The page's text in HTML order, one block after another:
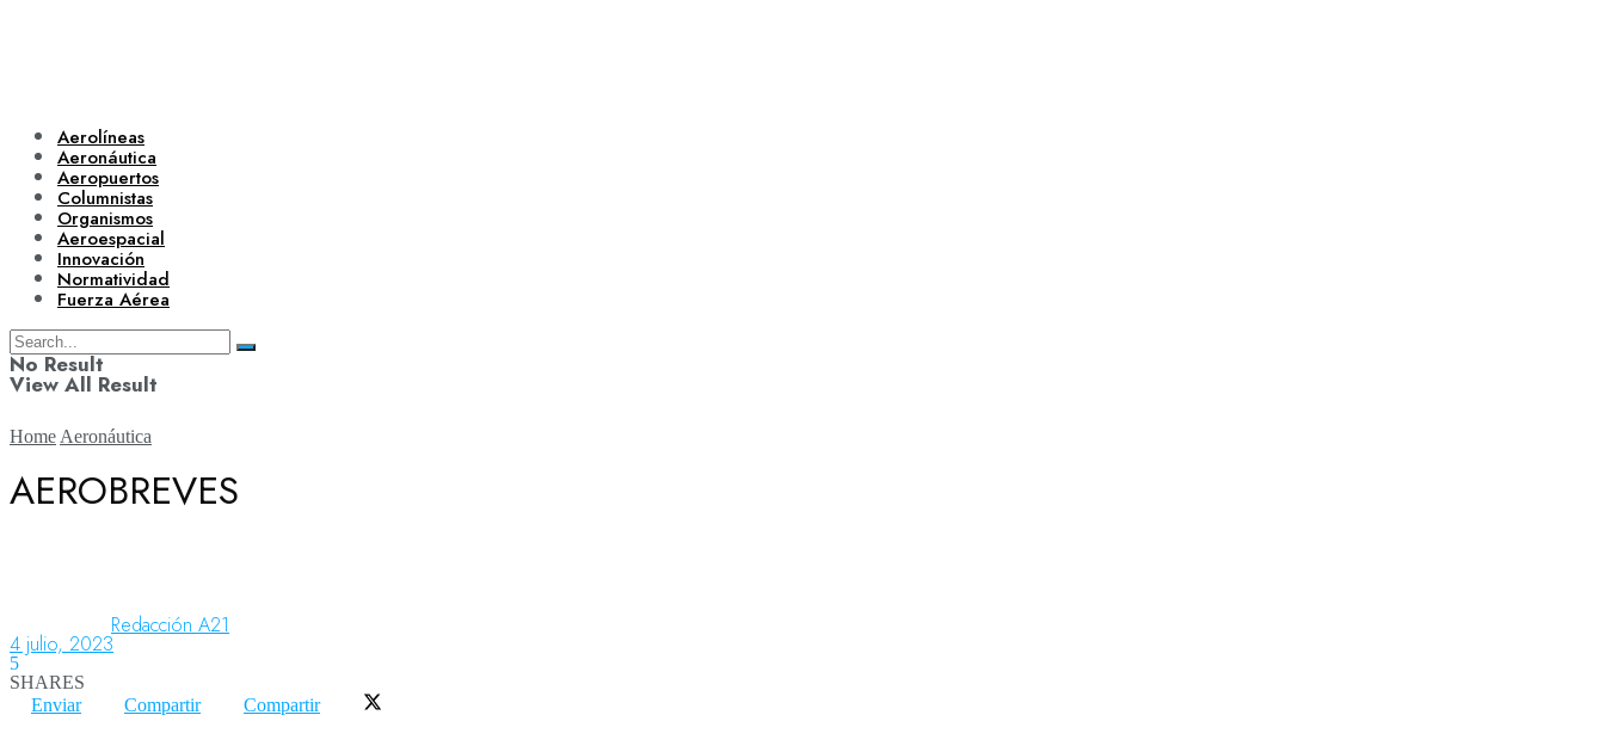
Aerolíneas
Aeronáutica
Aeropuertos
Columnistas
Organismos
Aeroespacial
Innovación
Normatividad
Fuerza Aérea
No Result
View All Result
Aeronáutica
Aeropuertos
Home Aeronáutica
AEROBREVES
Redacción A21
4 julio, 2023
5
SHARES
Enviar
Compartir Compartir